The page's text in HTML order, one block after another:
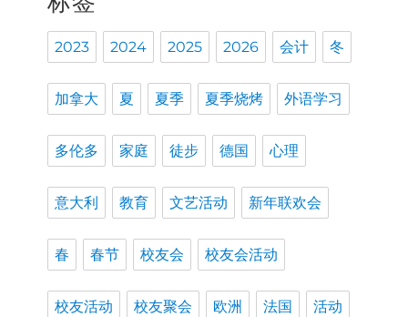
2023 2024 2025 2026 会计 冬
加拿大 夏 夏季 夏季烧烤 外语学习
多伦多 家庭 徒步 德国 心理
意大利 教育 文艺活动 新年联欢会
春 春节 校友会 校友会活动
校友活动 校友聚会 欧洲 法国 活动